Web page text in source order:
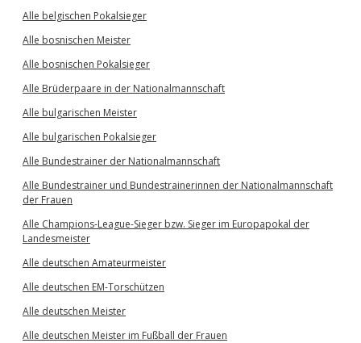
Alle belgischen Pokalsieger
Alle bosnischen Meister
Alle bosnischen Pokalsieger
Alle Brüderpaare in der Nationalmannschaft
Alle bulgarischen Meister
Alle bulgarischen Pokalsieger
Alle Bundestrainer der Nationalmannschaft
Alle Bundestrainer und Bundestrainerinnen der Nationalmannschaft
der Frauen
Alle Champions-League-Sieger bzw. Sieger im Europapokal der
Landesmeister
Alle deutschen Amateurmeister
Alle deutschen EM-Torschützen
Alle deutschen Meister
Alle deutschen Meister im Fußball der Frauen